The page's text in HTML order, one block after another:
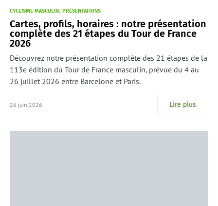
CYCLISME MASCULIN PRÉSENTATIONS
Cartes, profils, horaires : notre présentation
complète des 21 étapes du Tour de France
2026
Découvrez notre présentation complète des 21 étapes de la
113e édition du Tour de France masculin, prévue du 4 au
26 juillet 2026 entre Barcelone et Paris.
26 juin 2026 Lire plus